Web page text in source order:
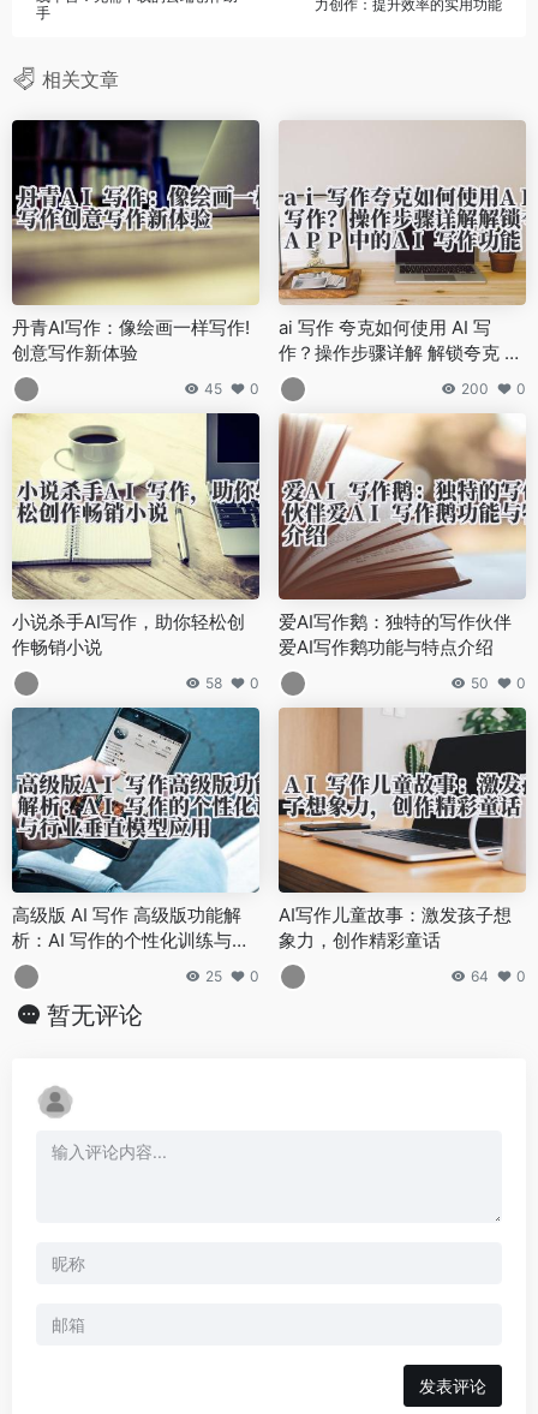
手
力创作：提升效率的实用功能
相关文章
丹青AI写作：像绘画一样写作!
创意写作新体验
45 0
ai 写作 夸克如何使用 AI 写
作？操作步骤详解 解锁夸克 A
PP 中的 AI 写作功能
200 0
小说杀手AI写作，助你轻松创
作畅销小说
58 0
爱AI写作鹅：独特的写作伙伴
爱AI写作鹅功能与特点介绍
50 0
高级版 AI 写作 高级版功能解
析：AI 写作的个性化训练与行
业垂直模型应用
25 0
AI写作儿童故事：激发孩子想
象力，创作精彩童话
64 0
暂无评论
发表评论